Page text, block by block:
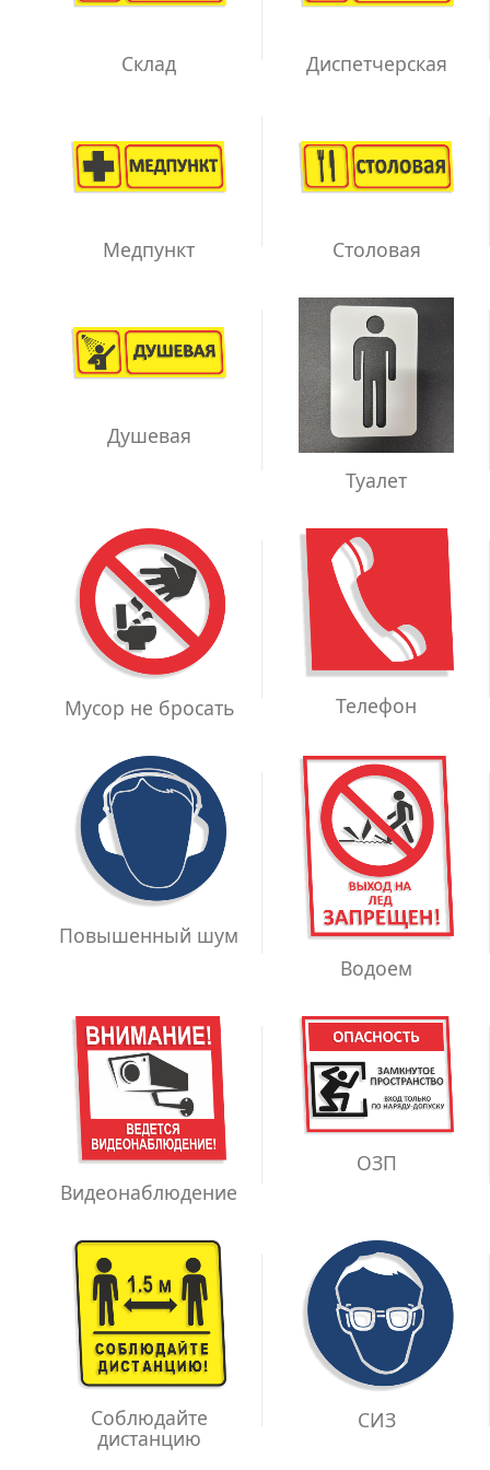
Склад Диспетчерская
Медпункт Столовая
Душевая
Туалет
Мусор не бросать Телефон
Повышенный шум
Водоем
Видеонаблюдение
ОЗП
Соблюдайте
дистанцию
СИЗ